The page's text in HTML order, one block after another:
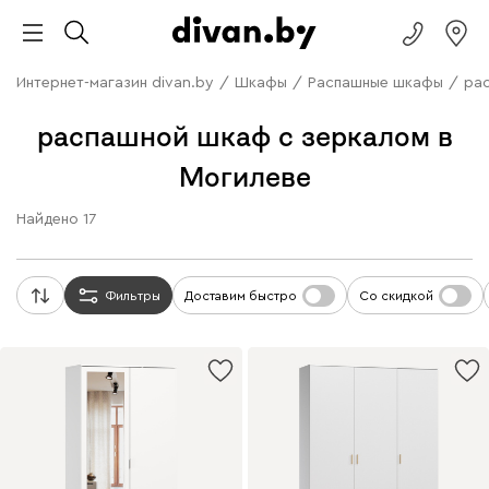
Интернет-магазин divan.by / Шкафы / Распашные шкафы /
распашной шкаф с зеркалом в
Могилеве
Найдено 17
Фильтры Доставим быстро Со скидкой